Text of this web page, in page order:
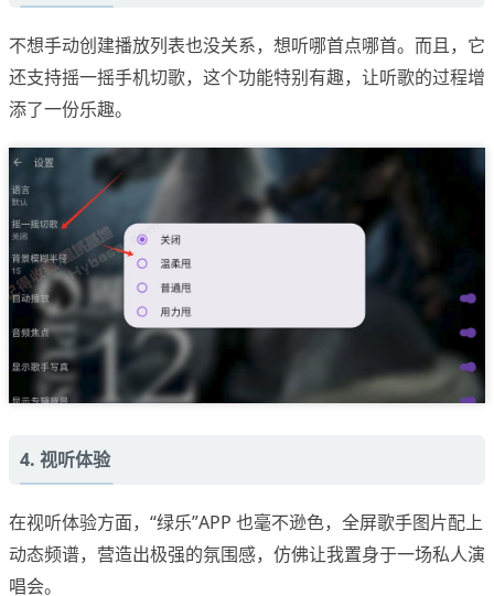
不想手动创建播放列表也没关系，想听哪首点哪首。而且，它
还支持摇一摇手机切歌，这个功能特别有趣，让听歌的过程增
添了一份乐趣。
4. 视听体验
在视听体验方面，“绿乐”APP 也毫不逊色，全屏歌手图片配上
动态频谱，营造出极强的氛围感，仿佛让我置身于一场私人演
唱会。